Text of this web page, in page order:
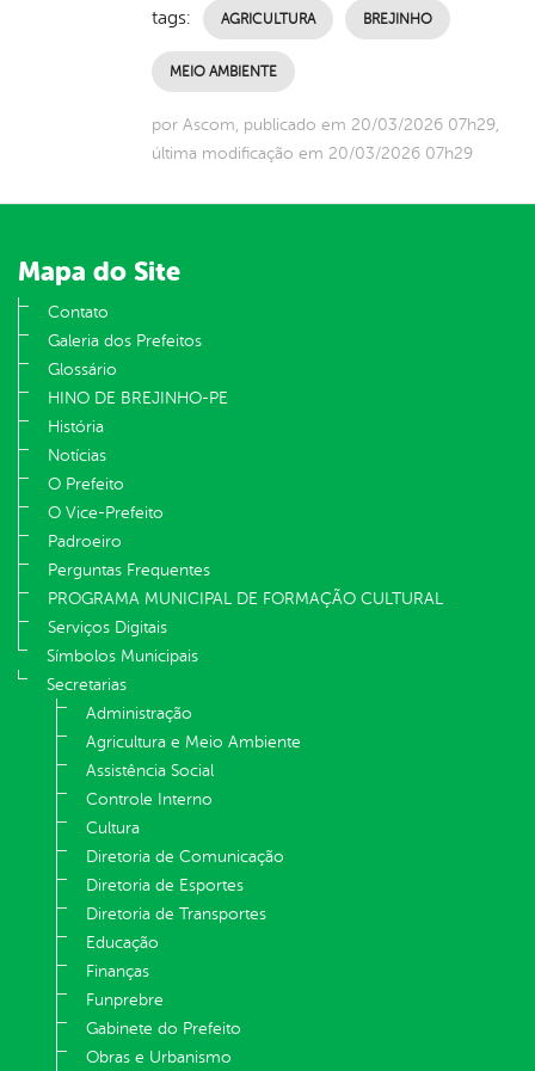
tags: AGRICULTURA BREJINHO
MEIO AMBIENTE
por Ascom, publicado em 20/03/2026 07h29,
última modificação em 20/03/2026 07h29
Mapa do Site
Contato
Galeria dos Prefeitos
Glossário
HINO DE BREJINHO-PE
História
Notícias
O Prefeito
O Vice-Prefeito
Padroeiro
Perguntas Frequentes
PROGRAMA MUNICIPAL DE FORMAÇÃO CULTURAL
Serviços Digitais
Símbolos Municipais
Secretarias
Administração
Agricultura e Meio Ambiente
Assistência Social
Controle Interno
Cultura
Diretoria de Comunicação
Diretoria de Esportes
Diretoria de Transportes
Educação
Finanças
Funprebre
Gabinete do Prefeito
Obras e Urbanismo